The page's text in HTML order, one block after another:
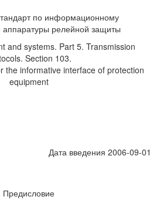
по информационному
релейной защиты
and systems. Part 5. Transmission
Section 103.
the informative interface of protection
equipment
Дата введения 2006-09-01
Предисловие